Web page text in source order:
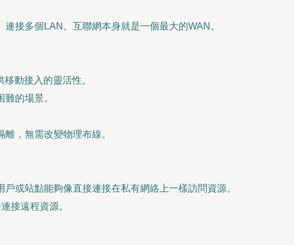
接多個LAN。互聯網本身就是一個最大的WAN。
動接入的靈活性。
的場景。
，無需改變物理布線。
或站點能夠像直接連接在私有網絡上一樣訪問資源。
接遠程資源。